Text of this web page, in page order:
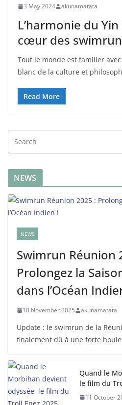
3 May 2024 akunamatata
L’harmonie du
cœur des
Tout le monde est familier
blanc de la culture et
Read More
NEWS
NEWS
Swimrun Réunion
Prolongez la
dans l’Océan
10 November 2025 akunamatata
Update : le swimrun de la
finalement dû à une forte
Quand le
le film du
11 October